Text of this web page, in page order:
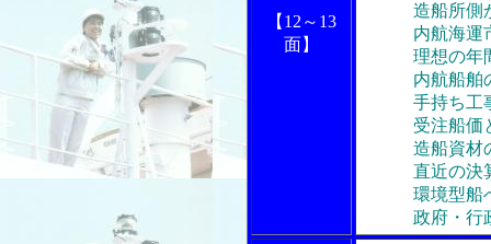
【12～13
面】
造船所側か
内航海運市
理想の年間
内航船舶の
手持ち工
受注船価と
造船資材の
直近の決
環境型船へ
政府・行政